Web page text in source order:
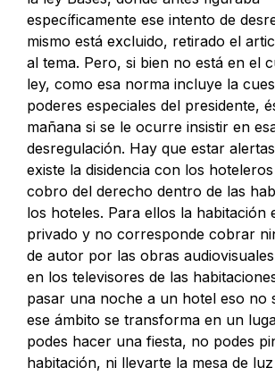
específicamente ese intento de
mismo está excluido, retirado el
al tema. Pero, si bien no está en el
ley, como esa norma incluye la
poderes especiales del presidente,
mañana si se le ocurre insistir en
desregulación. Hay que estar
existe la disidencia con los
cobro del derecho dentro de las
los hoteles. Para ellos la habitación
privado y no corresponde cobrar
de autor por las obras
en los televisores de las
pasar una noche a un hotel eso no
ese ámbito se transforma en un
podes hacer una fiesta, no podes
habitación, ni llevarte la mesa de